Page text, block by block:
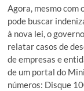
Agora, mesmo com
pode buscar
à nova lei, o
relatar casos de
de empresas e
de um portal do
números: Disque